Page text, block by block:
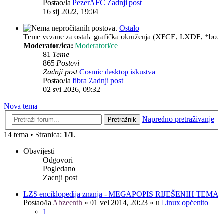
Postao/la PezerAFC Zadnji post
16 sij 2022, 19:04
Ostalo
Teme vezane za ostala grafička okruženja (XFCE, LXDE,
Moderator/ica: Moderatori/ce
81 Teme
865 Postovi
Zadnji post Cosmic desktop iskustva
Postao/la fibra Zadnji post
02 svi 2026, 09:32
Nova tema
Pretražnik
Napredno pretraživanje
14 tema • Stranica: 1/1.
Obavijesti
Odgovori
Pogledano
Zadnji post
LZS enciklopedija znanja - MEGAPOPIS RIJEŠENIH TEMA
Postao/la Abzeenth » 01 vel 2014, 20:23 » u Linux općenito
1